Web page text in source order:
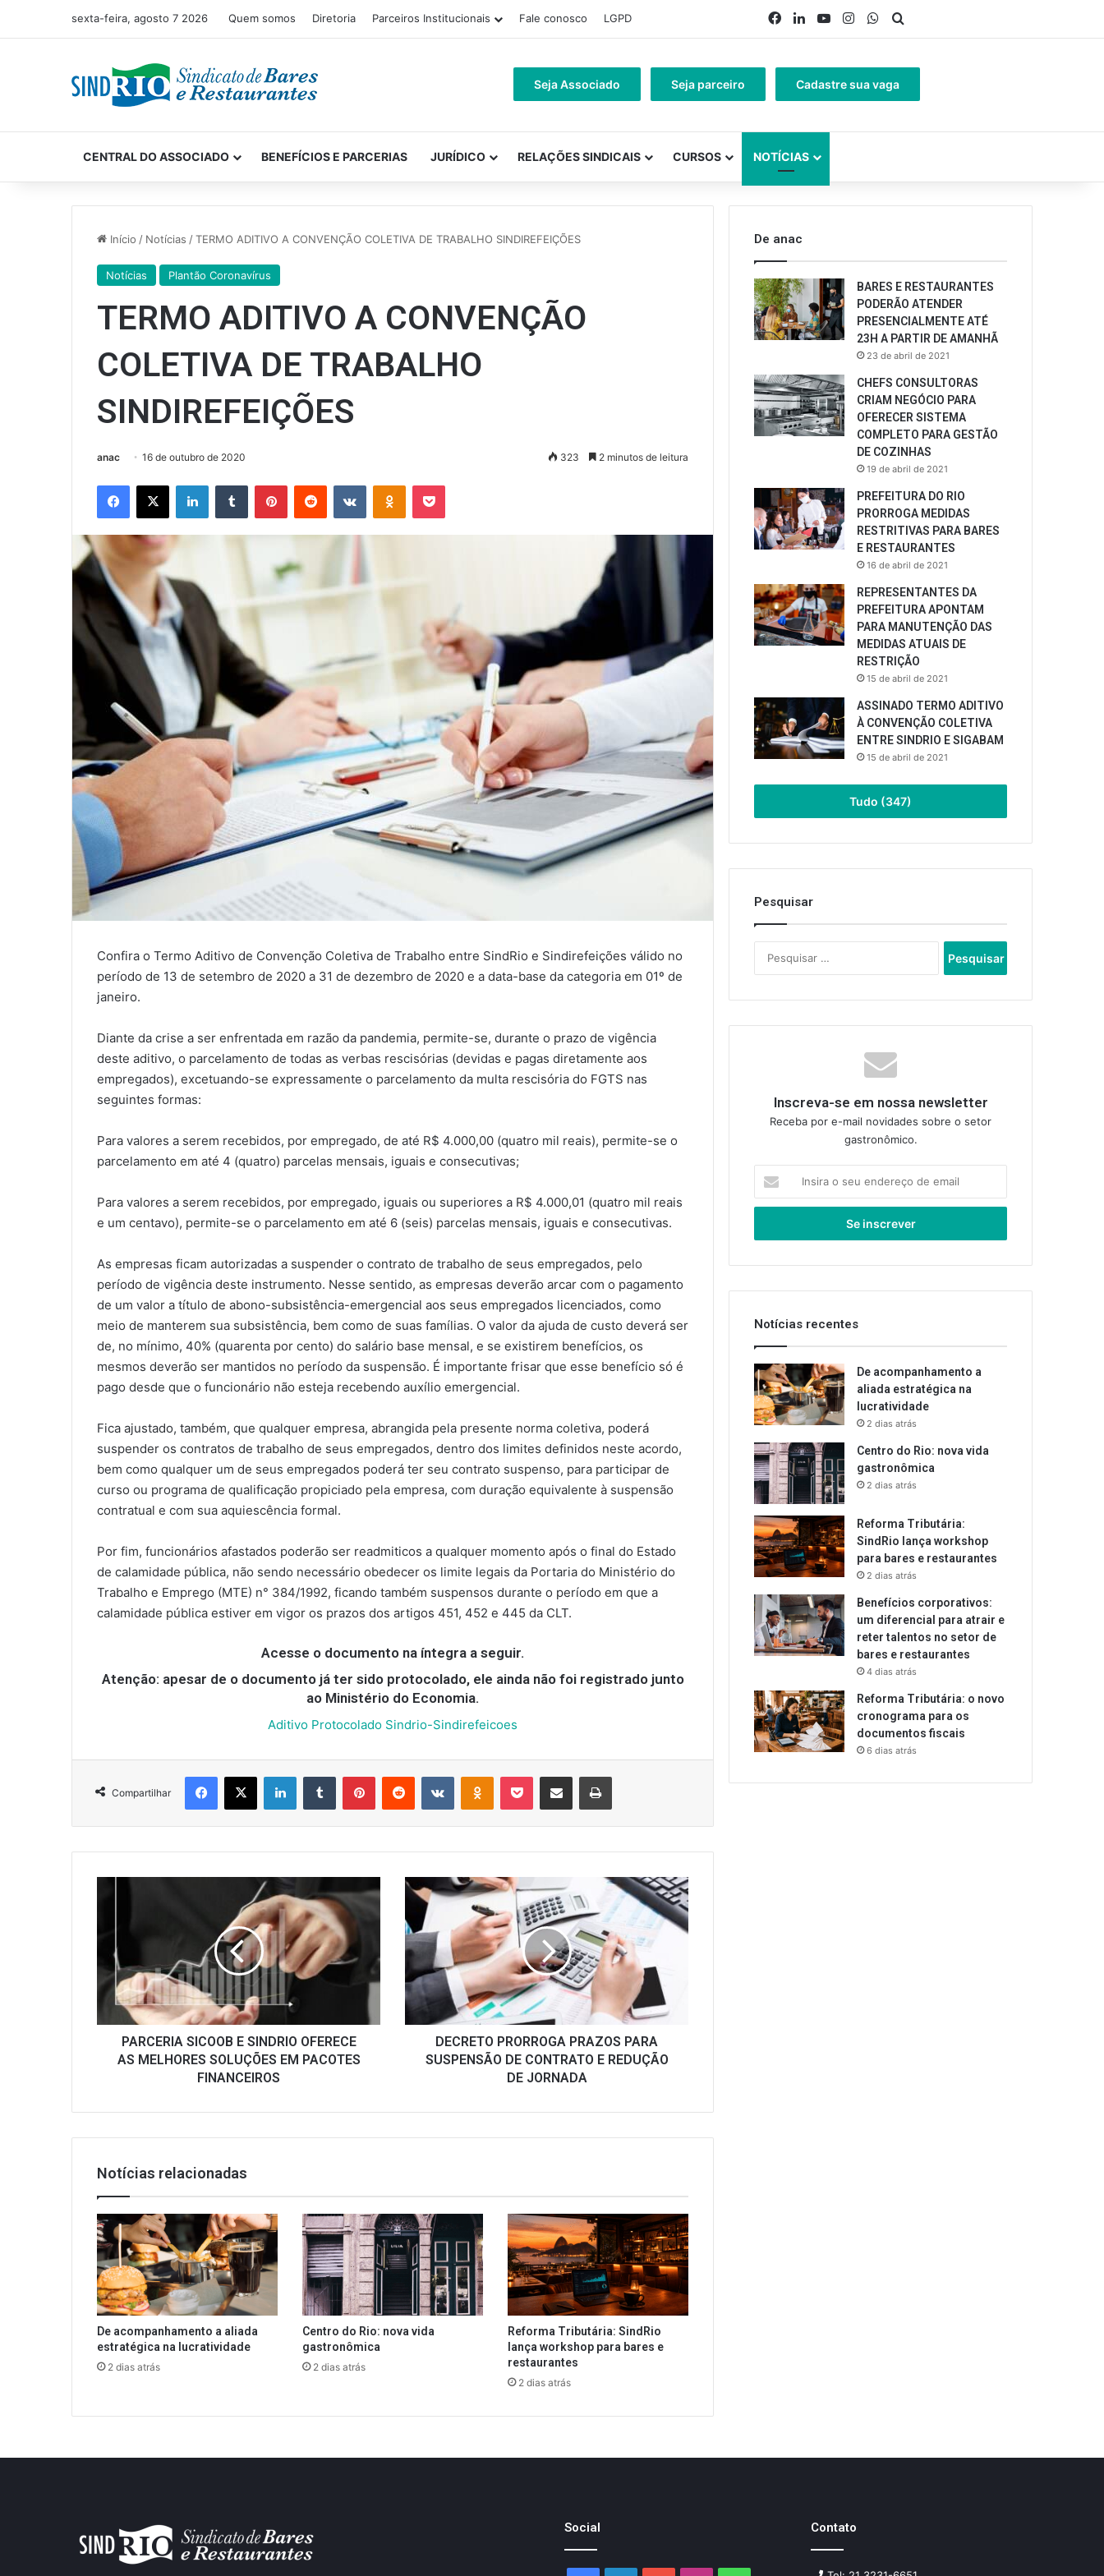
sexta-feira, agosto 7 2026 Quem somos Diretoria Parceiros Institucionais Fale conosco LGPD Facebook
LinkedinYouTubeInstagramWhatsApp
Seja Associado Seja parceiro Cadastre sua vaga
CENTRAL DO ASSOCIADO BENEFÍCIOS E PARCERIAS JURÍDICO RELAÇÕES SINDICAIS CURSOS NOTÍCIAS
Início / Notícias /TERMO ADITIVO A CONVENÇÃO COLETIVA DE TRABALHO SINDIREFEIÇÕES
Notícias Plantão Coronavírus
TERMO ADITIVO A CONVENÇÃO
COLETIVA DE TRABALHO
SINDIREFEIÇÕES
anac 16 de outubro de 2020 323 2 minutos de leitura
Facebook
X LinkedinTumblr PinterestReddit VK OK Pocket
Confira o Termo Aditivo de Convenção Coletiva de Trabalho entre SindRio e Sindirefeições válido no
período de 13 de setembro de 2020 a 31 de dezembro de 2020 e a data-base da categoria em 01º de
janeiro.
Diante da crise a ser enfrentada em razão da pandemia, permite-se, durante o prazo de vigência
deste aditivo, o parcelamento de todas as verbas rescisórias (devidas e pagas diretamente aos
empregados), excetuando-se expressamente o parcelamento da multa rescisória do FGTS nas
seguintes formas:
Para valores a serem recebidos, por empregado, de até R$ 4.000,00 (quatro mil reais), permite-se o
parcelamento em até 4 (quatro) parcelas mensais, iguais e consecutivas;
Para valores a serem recebidos, por empregado, iguais ou superiores a R$ 4.000,01 (quatro mil reais
e um centavo), permite-se o parcelamento em até 6 (seis) parcelas mensais, iguais e consecutivas.
As empresas ficam autorizadas a suspender o contrato de trabalho de seus empregados, pelo
período de vigência deste instrumento. Nesse sentido, as empresas deverão arcar com o pagamento
de um valor a título de abono-subsistência-emergencial aos seus empregados licenciados, como
meio de manterem sua subsistência, bem como de suas famílias. O valor da ajuda de custo deverá ser
de, no mínimo, 40% (quarenta por cento) do salário base mensal, e se existirem benefícios, os
mesmos deverão ser mantidos no período da suspensão. É importante frisar que esse benefício só é
pago desde que o funcionário não esteja recebendo auxílio emergencial.
Fica ajustado, também, que qualquer empresa, abrangida pela presente norma coletiva, poderá
suspender os contratos de trabalho de seus empregados, dentro dos limites definidos neste acordo,
bem como qualquer um de seus empregados poderá ter seu contrato suspenso, para participar de
curso ou programa de qualificação propiciado pela empresa, com duração equivalente à suspensão
contratual e com sua aquiescência formal.
Por fim, funcionários afastados poderão ser readmiticos a qualquer momento após o final do Estado
de calamidade pública, não sendo necessário obedecer os limite legais da Portaria do Ministério do
Trabalho e Emprego (MTE) n° 384/1992, ficando também suspensos durante o período em que a
calamidade pública estiver em vigor os prazos dos artigos 451, 452 e 445 da CLT.
Acesse o documento na íntegra a seguir.
Atenção: apesar de o documento já ter sido protocolado, ele ainda não foi registrado junto
ao Ministério do Economia.
Aditivo Protocolado Sindrio-Sindirefeicoes
Compartilhar
Facebook
X LinkedinTumblr PinterestReddit VK OK Pocket Compartilhar via e-mail Imprimir
SINDRIO
OFERECE
AS
MELHORES
SOLUÇÕES
EM
PACOTES
FINANCEIROS
PARCERIA SICOOB E SINDRIO OFERECE
AS MELHORES SOLUÇÕES EM PACOTES
FINANCEIROS
DECRETO
PRORROGA
PRAZOS
PARA
SUSPENSÃO
DE
CONTRATO
E
REDUÇÃO
JORNADA
DECRETO PRORROGA PRAZOS PARA
SUSPENSÃO DE CONTRATO E REDUÇÃO
DE JORNADA
Notícias relacionadas
De acompanhamento a aliada
estratégica na lucratividade
2 dias atrás
Centro do Rio: nova vida
gastronômica
2 dias atrás
Reforma Tributária: SindRio
lança workshop para bares e
restaurantes
2 dias atrás
De anac
BARES E RESTAURANTES
PODERÃO ATENDER
PRESENCIALMENTE ATÉ
23H A PARTIR DE AMANHÃ
23 de abril de 2021
CHEFS CONSULTORAS
CRIAM NEGÓCIO PARA
OFERECER SISTEMA
COMPLETO PARA GESTÃO
DE COZINHAS
19 de abril de 2021
PREFEITURA DO RIO
PRORROGA MEDIDAS
RESTRITIVAS PARA BARES
E RESTAURANTES
16 de abril de 2021
REPRESENTANTES DA
PREFEITURA APONTAM
PARA MANUTENÇÃO DAS
MEDIDAS ATUAIS DE
RESTRIÇÃO
15 de abril de 2021
ASSINADO TERMO ADITIVO
À CONVENÇÃO COLETIVA
ENTRE SINDRIO E SIGABAM
15 de abril de 2021
Tudo (347)
Pesquisar
por:
Inscreva-se em nossa newsletter
Receba por e-mail novidades sobre o setor
gastronômico.
seu
de
Notícias recentes
De acompanhamento a
aliada estratégica na
lucratividade
2 dias atrás
Centro do Rio: nova vida
gastronômica
2 dias atrás
Reforma Tributária:
SindRio lança workshop
para bares e restaurantes
2 dias atrás
Benefícios corporativos:
um diferencial para atrair e
reter talentos no setor de
bares e restaurantes
4 dias atrás
Reforma Tributária: o novo
cronograma para os
documentos fiscais
6 dias atrás
Social Contato